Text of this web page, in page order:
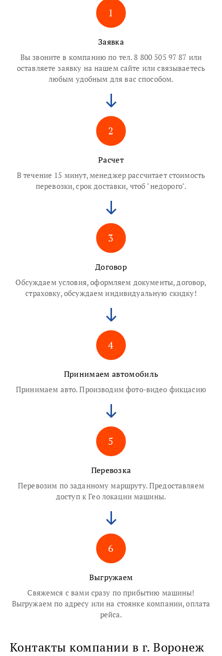
1
Заявка
Вы звоните в компанию по тел. 8 800 505 97 87 или
оставляете заявку на нашем сайте или связываетесь
любым удобным для вас способом.
2
Расчет
В течение 15 минут, менеджер рассчитает стоимость
перевозки, срок доставки, чтоб "недорого".
3
Договор
Обсуждаем условия, оформляем документы, договор,
страховку, обсуждаем индивидуальную скидку!
4
Принимаем автомобиль
Принимаем авто. Производим фото-видео фикцасию
5
Перевозка
Перевозим по заданному маршруту. Предоставляем
доступ к Гео локации машины.
6
Выгружаем
Свяжемся с вами сразу по прибытию машины!
Выгружаем по адресу или на стоянке компании, оплата
рейса.
Контакты компании в г. Воронеж